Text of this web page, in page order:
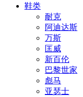
鞋类
耐克
阿迪达斯
万斯
匡威
新百伦
巴黎世家
彪马
亚瑟士